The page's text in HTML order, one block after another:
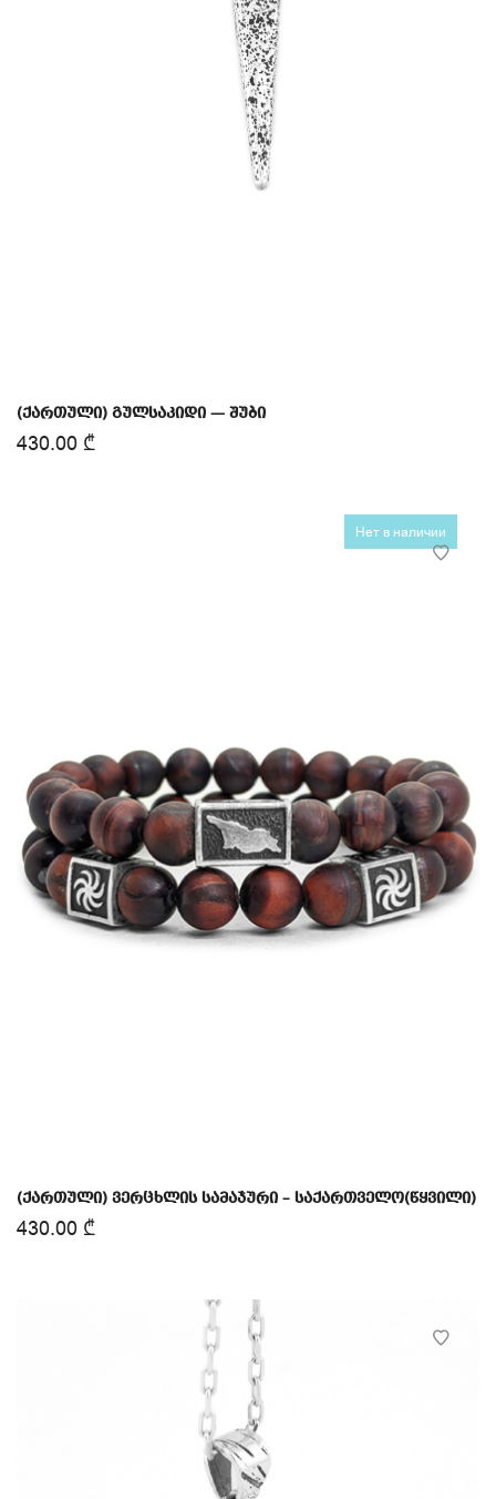
(ქართული) გულსაკიდი — შუბი
430.00 ₾
Нет в наличии
(ქართული) ვერცხლის სამაჯური – საქართველო(წყვილი)
430.00 ₾